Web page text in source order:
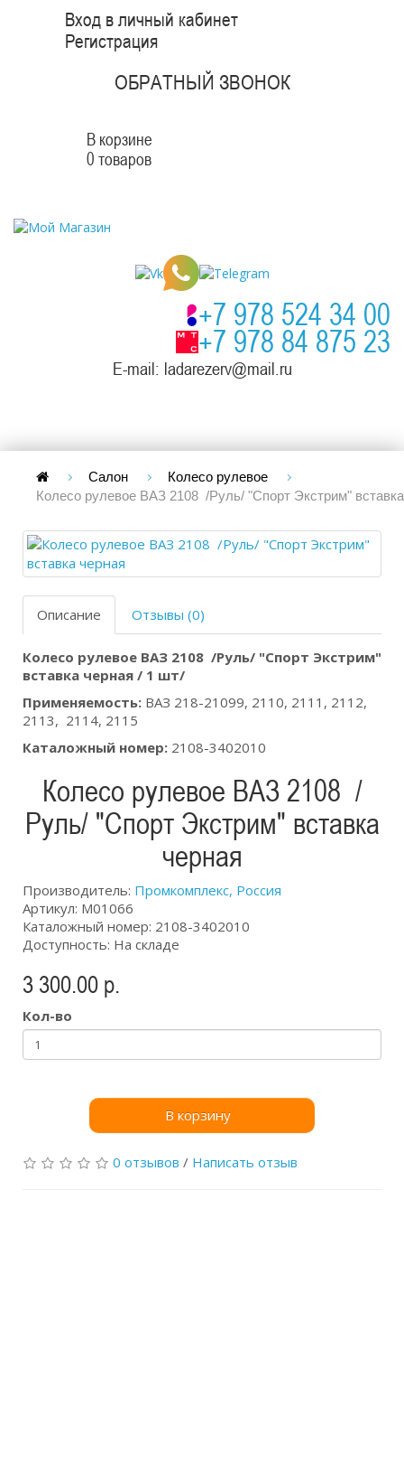
Вход в личный кабинет
Регистрация
ОБРАТНЫЙ ЗВОНОК
В корзине
0 товаров
+7 978 524 34 00
+7 978 84 875 23
E-mail: ladarezerv@mail.ru
Салон
Колесо рулевое
Колесо рулевое ВАЗ 2108 /Руль/ "Спорт Экстрим"
Описание Отзывы (0)
Колесо рулевое ВАЗ 2108 /Руль/ "Спорт Экстрим"
вставка черная / 1 шт/
Применяемость: ВАЗ 218-21099, 2110, 2111, 2112,
2113, 2114, 2115
Каталожный номер: 2108-3402010
Колесо рулевое ВАЗ 2108 /
Руль/ "Спорт Экстрим" вставка
черная
Производитель: Промкомплекс, Россия
Артикул: М01066
Каталожный номер: 2108-3402010
Доступность: На складе
3 300.00 р.
Кол-во
В корзину
0 отзывов / Написать отзыв